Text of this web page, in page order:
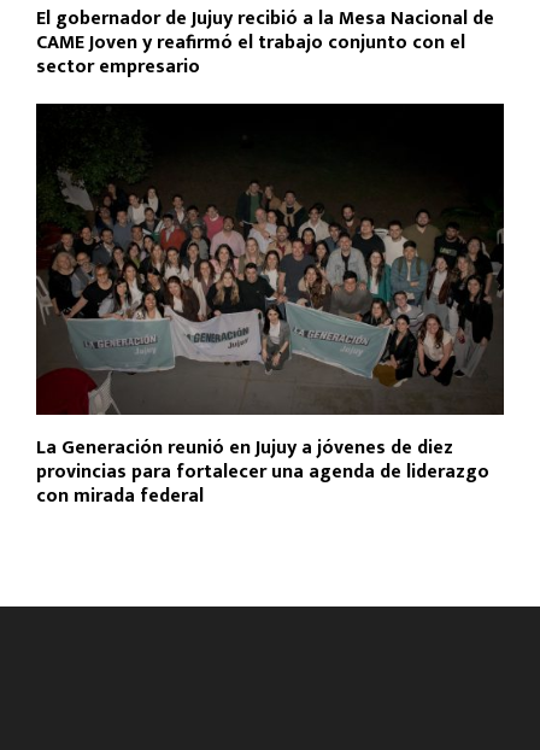
El gobernador de Jujuy recibió a la Mesa Nacional de
CAME Joven y reafirmó el trabajo conjunto con el
sector empresario
La Generación reunió en Jujuy a jóvenes de diez
provincias para fortalecer una agenda de liderazgo
con mirada federal